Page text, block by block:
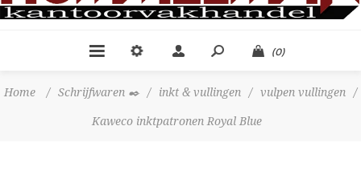
(0)
Home / Schrijfwaren ✒️ / inkt & vullingen / vulpen vullingen /
Kaweco inktpatronen Royal Blue